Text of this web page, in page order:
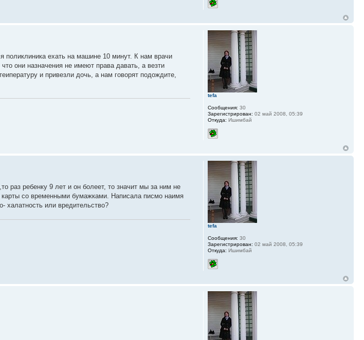
поликлиника ехать на машине 10 минут. К нам врачи
они назначения не имеют права давать, а везти
и привезли дочь, а нам говорят подождите,
tefa
Сообщения: 30
Зарегистрирован: 02 май 2008, 05:39
Откуда: Ишимбай
раз ребенку 9 лет и он болеет, то значит мы за ним не
со временными бумажками. Написала писмо наимя
халатность или вредительство?
tefa
Сообщения: 30
Зарегистрирован: 02 май 2008, 05:39
Откуда: Ишимбай